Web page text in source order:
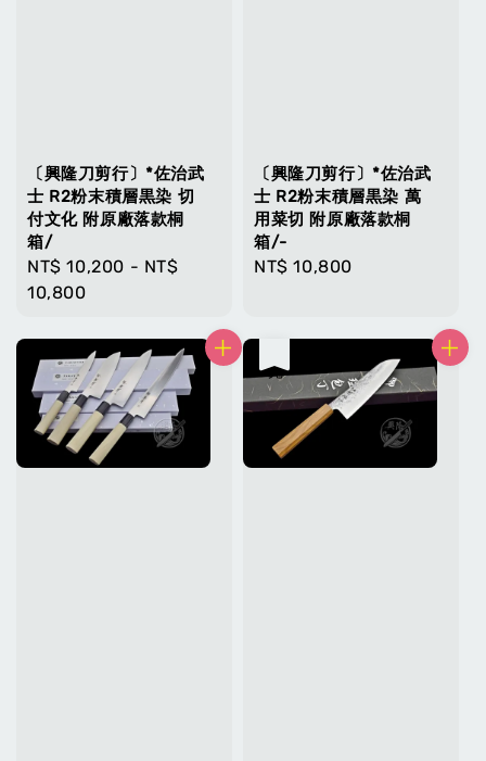
〔興隆刀剪行〕*佐治武
士 R2粉末積層黒染 切
付文化 附原廠落款桐
箱/
Regular
price
NT$ 10,200 - NT$
10,800
〔興隆刀剪行〕*佐治武
士 R2粉末積層黒染 萬
用菜切 附原廠落款桐
箱/-
Regular
NT$ 10,800